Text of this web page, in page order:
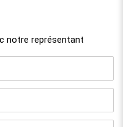
notre représentant